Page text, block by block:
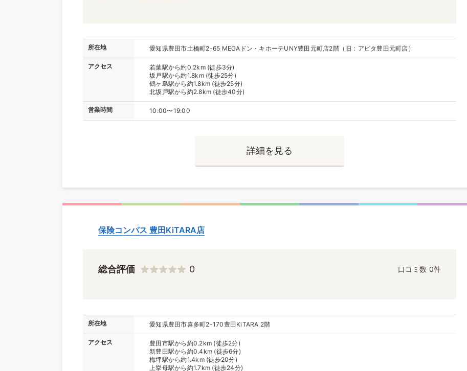
所在地 愛知県豊田市土橋町2-65 MEGAドン・キホーテUNY豊田元町店2階（旧：アピタ豊田元町店）
アクセス
若葉駅から約0.2km (徒歩3分)
坂戸駅から約1.8km (徒歩25分)
鶴ヶ島駅から約1.8km (徒歩25分)
北坂戸駅から約2.8km (徒歩40分)
営業時間 10:00〜19:00
詳細を見る
保険コンパス 豊田KiTARA店
総合評価 0 口コミ数 0件
所在地 愛知県豊田市喜多町2-170豊田KiTARA 2階
アクセス
豊田市駅から約0.2km (徒歩2分)
新豊田駅から約0.4km (徒歩6分)
梅坪駅から約1.4km (徒歩20分)
上挙母駅から約1.7km (徒歩24分)